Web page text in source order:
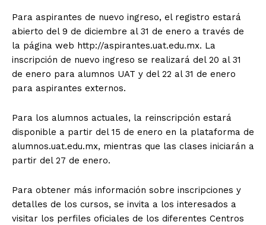
Para aspirantes de nuevo ingreso, el registro estará
abierto del 9 de diciembre al 31 de enero a través de
la página web http://aspirantes.uat.edu.mx. La
inscripción de nuevo ingreso se realizará del 20 al 31
de enero para alumnos UAT y del 22 al 31 de enero
para aspirantes externos.
Para los alumnos actuales, la reinscripción estará
disponible a partir del 15 de enero en la plataforma de
alumnos.uat.edu.mx, mientras que las clases iniciarán a
partir del 27 de enero.
Para obtener más información sobre inscripciones y
detalles de los cursos, se invita a los interesados a
visitar los perfiles oficiales de los diferentes Centros